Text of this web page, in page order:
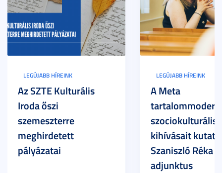
LEGÚJABB HÍREINK
Az SZTE Kulturális
Iroda őszi
szemeszterre
meghirdetett
pályázatai
LEGÚJABB HÍREINK
A Meta
szociokulturális
kihívásait
Szaniszló Réka
adjunktus